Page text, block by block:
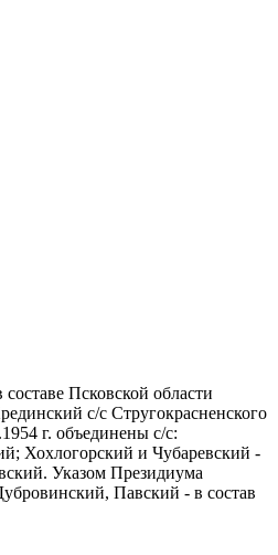
Псковской области
с/с Стругокрасненского
г. объединены с/с:
Хохлогорский и Чубаревский -
Указом Президиума
Павский - в состав